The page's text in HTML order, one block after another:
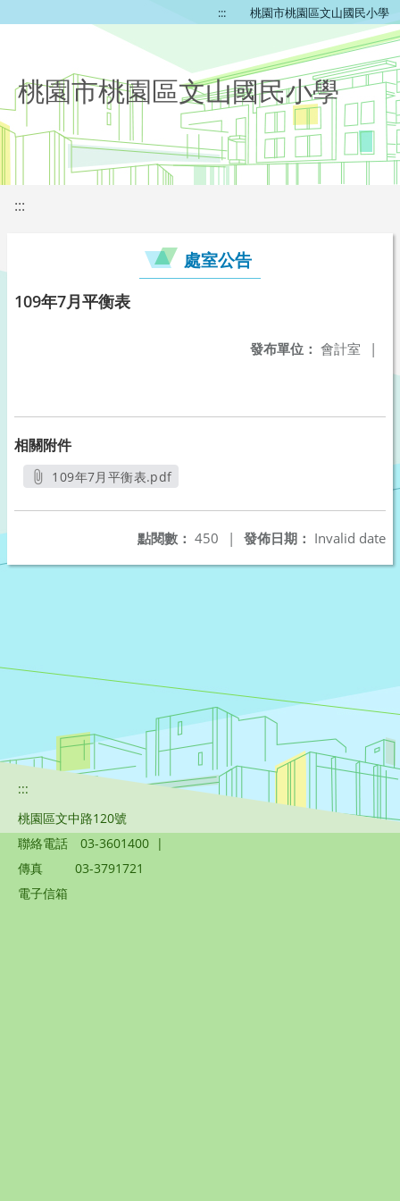
::: 桃園市桃園區文山國民小學
桃園市桃園區文山國民小學
:::
處室公告
109年7月平衡表
發布單位： 會計室 |
相關附件
109年7月平衡表.pdf
發佈日期： Invalid date
點閱數： 450 |
:::
桃園區文中路120號
聯絡電話
03-3601400 |
傳真
03-3791721
電子信箱